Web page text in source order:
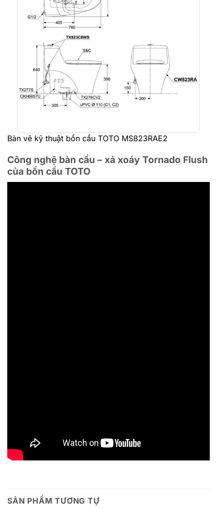
Bản vẽ kỹ thuật bồn cầu TOTO MS823RAE2
Công nghệ bàn cầu – xả xoáy Tornado Flush
của bồn cầu TOTO
SẢN PHẨM TƯƠNG TỰ